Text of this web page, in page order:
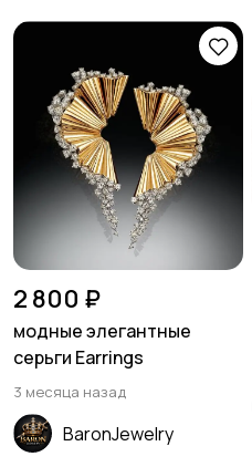
2 800 ₽
модные элегантные
серьги Earrings
3 месяца назад
BaronJewelry